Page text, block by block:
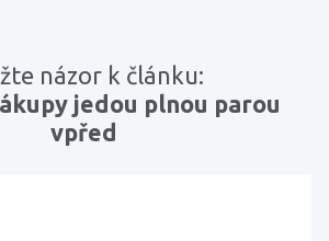
názor k článku:
jedou plnou parou
vpřed